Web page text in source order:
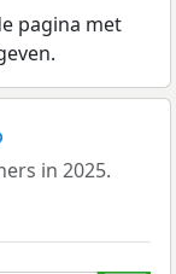
pagina met
in 2025.